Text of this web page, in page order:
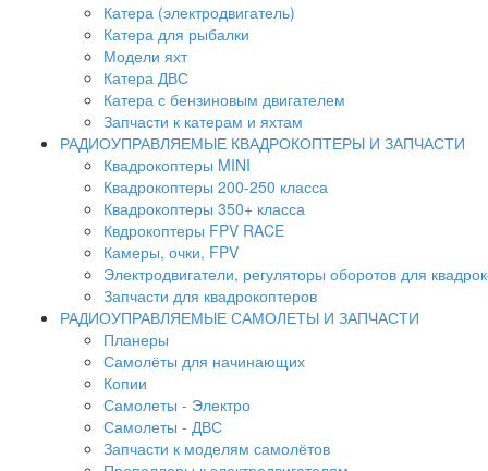
Катера (электродвигатель)
Катера для рыбалки
Модели яхт
Катера ДВС
Катера с бензиновым двигателем
Запчасти к катерам и яхтам
РАДИОУПРАВЛЯЕМЫЕ КВАДРОКОПТЕРЫ И ЗАПЧАСТИ
Квадрокоптеры MINI
Квадрокоптеры 200-250 класса
Квадрокоптеры 350+ класса
Квдрокоптеры FPV RACE
Камеры, очки, FPV
Электродвигатели, регуляторы оборотов для
Запчасти для квадрокоптеров
РАДИОУПРАВЛЯЕМЫЕ САМОЛЕТЫ И ЗАПЧАСТИ
Планеры
Самолёты для начинающих
Копии
Самолеты - Электро
Самолеты - ДВС
Запчасти к моделям самолётов